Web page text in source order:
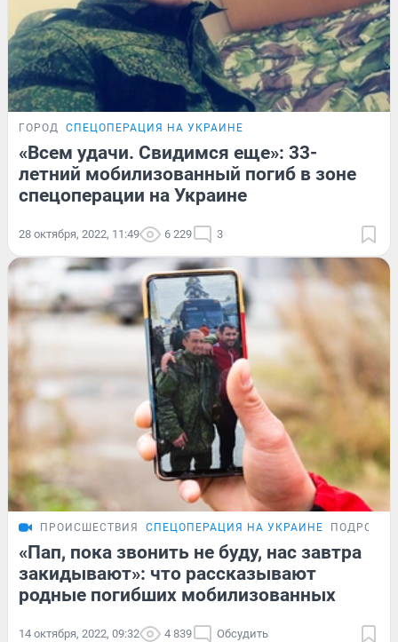
ГОРОД СПЕЦОПЕРАЦИЯ НА УКРАИНЕ
«Всем удачи. Свидимся еще»: 33-
летний мобилизованный погиб в зоне
спецоперации на Украине
28 октября, 2022, 11:49 6 229 3
ПРОИСШЕСТВИЯ СПЕЦОПЕРАЦИЯ НА УКРАИНЕ
«Пап, пока звонить не буду, нас завтра
закидывают»: что рассказывают
родные погибших мобилизованных
14 октября, 2022, 09:32 4 839 Обсудить